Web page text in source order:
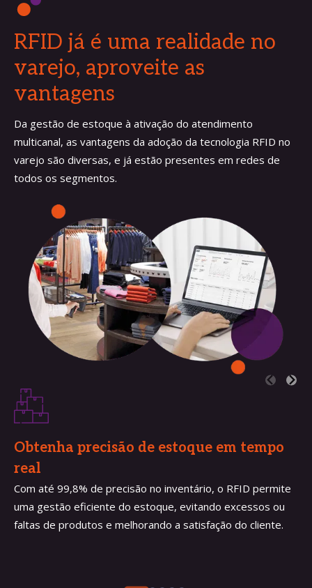
RFID já é uma realidade no
varejo, aproveite as
vantagens
Da gestão de estoque à ativação do atendimento
multicanal, as vantagens da adoção da tecnologia RFID no
varejo são diversas, e já estão presentes em redes de
todos os segmentos.
Obtenha precisão de estoque em tempo
real
Com até 99,8% de precisão no inventário, o RFID permite
uma gestão eficiente do estoque, evitando excessos ou
faltas de produtos e melhorando a satisfação do cliente.